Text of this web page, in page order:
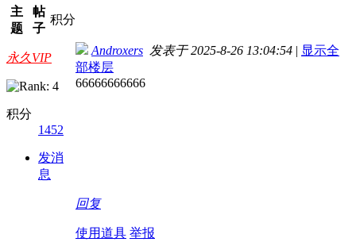
主
题
帖
子
积分
永久VIP
积分
1452
发消
息
Androxers 发表于 2025-8-26 13:04:54 | 显示全
部楼层
66666666666
回复
使用道具 举报